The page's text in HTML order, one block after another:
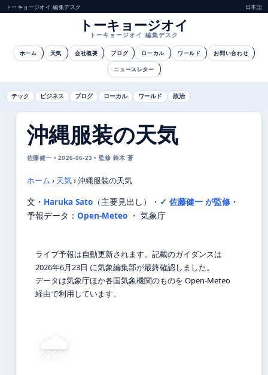
トーキョージオイ 編集デスク 日本語
トーキョージオイ
トーキョージオイ 編集デスク
ホーム 天気 会社概要 ブログ ローカル ワールド お問い合わせ
ニュースレター
テック ビジネス ブログ ローカル ワールド 政治
沖縄服装の天気
佐藤健一 • 2026-06-23 • 監修 鈴木 蒼
ホーム › 天気›沖縄服装の天気
文・ Haruka Sato （主要見出し） ・ 佐藤健一 が監修 ・
予報データ： Open-Meteo ・ 気象庁
ライブ予報は自動更新されます。記載のガイダンスは
2026年6月23日 に気象編集部が最終確認しました。
データは気象庁ほか各国気象機関のものを Open-Meteo
経由で利用しています。
🌧️